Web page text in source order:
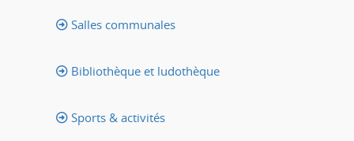
Salles communales
Bibliothèque et ludothèque
Sports & activités